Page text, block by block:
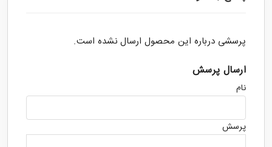
پرسشی درباره این محصول ارسال نشده است.
ارسال پرسش
نام
پرسش